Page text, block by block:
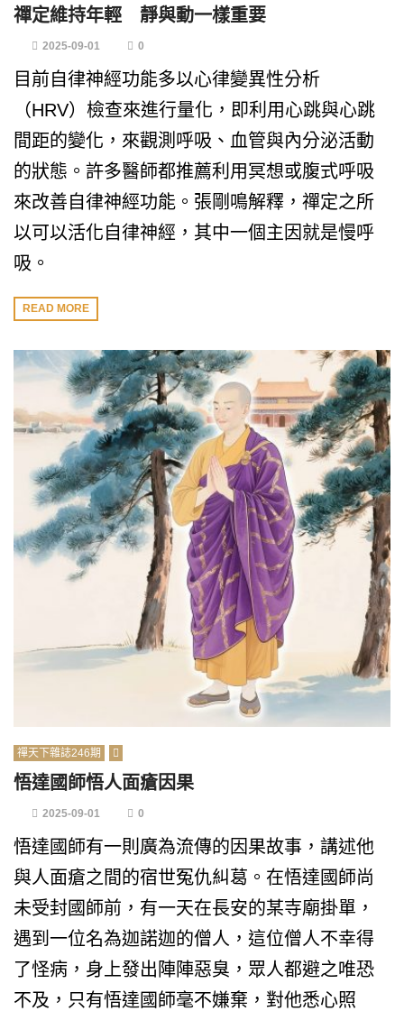
禪定維持年輕 靜與動一樣重要
2025-09-01 0
目前自律神經功能多以心律變異性分析
（HRV）檢查來進行量化，即利用心跳與心跳
間距的變化，來觀測呼吸、血管與內分泌活動
的狀態。許多醫師都推薦利用冥想或腹式呼吸
來改善自律神經功能。張剛鳴解釋，禪定之所
以可以活化自律神經，其中一個主因就是慢呼
吸。
READ MORE
禪天下雜誌246期
悟達國師悟人面瘡因果
2025-09-01 0
悟達國師有一則廣為流傳的因果故事，講述他
與人面瘡之間的宿世冤仇糾葛。在悟達國師尚
未受封國師前，有一天在長安的某寺廟掛單，
遇到一位名為迦諾迦的僧人，這位僧人不幸得
了怪病，身上發出陣陣惡臭，眾人都避之唯恐
不及，只有悟達國師毫不嫌棄，對他悉心照